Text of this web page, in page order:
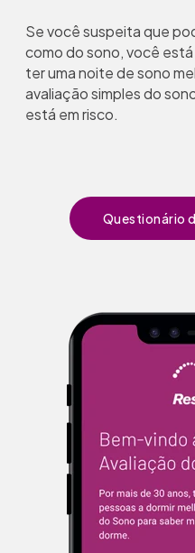
Se você suspeita que
como do sono, você
ter uma noite de sono
avaliação simples do
está em risco.
Questionário